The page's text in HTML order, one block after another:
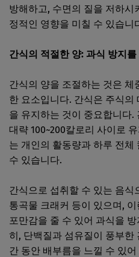
방해하고, 수면의 질을 저하시
정적인 영향을 미칠 수 있습니
간식의 적절한 양: 과식 방지를
간식의 양을 조절하는 것은 체
한 요소입니다. 간식은 주식
을 유지하는 것이 중요합니다
대략 100~200칼로리 사이로
는 개인의 활동량과 하루 전체
수 있습니다.
간식으로 섭취할 수 있는 음식
통곡물 크래커 등이 있으며,
포만감을 줄 수 있어 과식을
히, 단백질과 섬유질이 풍부한
간 동안 배부름을 느낄 수 있